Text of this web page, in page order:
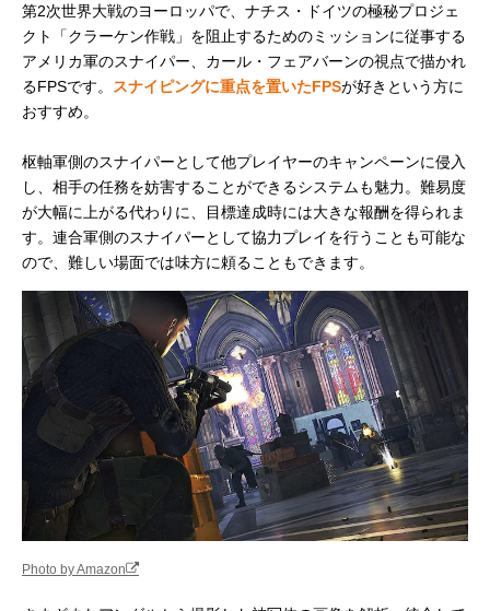
第2次世界大戦のヨーロッパで、ナチス・ドイツの極秘プロジェ
クト「クラーケン作戦」を阻止するためのミッションに従事する
アメリカ軍のスナイパー、カール・フェアバーンの視点で描かれ
るFPSです。
スナイピングに重点を置いたFPSが好きという方に
おすすめ。
枢軸軍側のスナイパーとして他プレイヤーのキャンペーンに侵入
し、相手の任務を妨害することができるシステムも魅力。難易度
が大幅に上がる代わりに、目標達成時には大きな報酬を得られま
す。連合軍側のスナイパーとして協力プレイを行うことも可能な
ので、難しい場面では味方に頼ることもできます。
Photo by Amazon